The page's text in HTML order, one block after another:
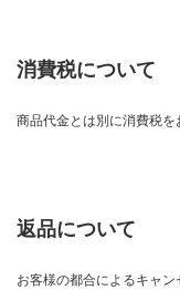
消費税について
商品代金とは別に消費税を
返品について
お客様の都合によるキャン